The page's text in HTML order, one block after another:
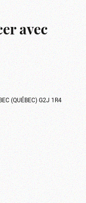
avec
(QUÉBEC) G2J 1R4